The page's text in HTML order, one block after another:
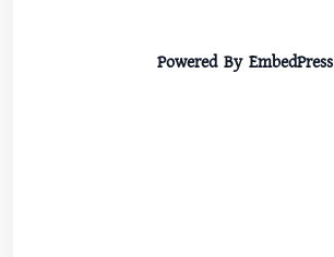
Powered By EmbedPress